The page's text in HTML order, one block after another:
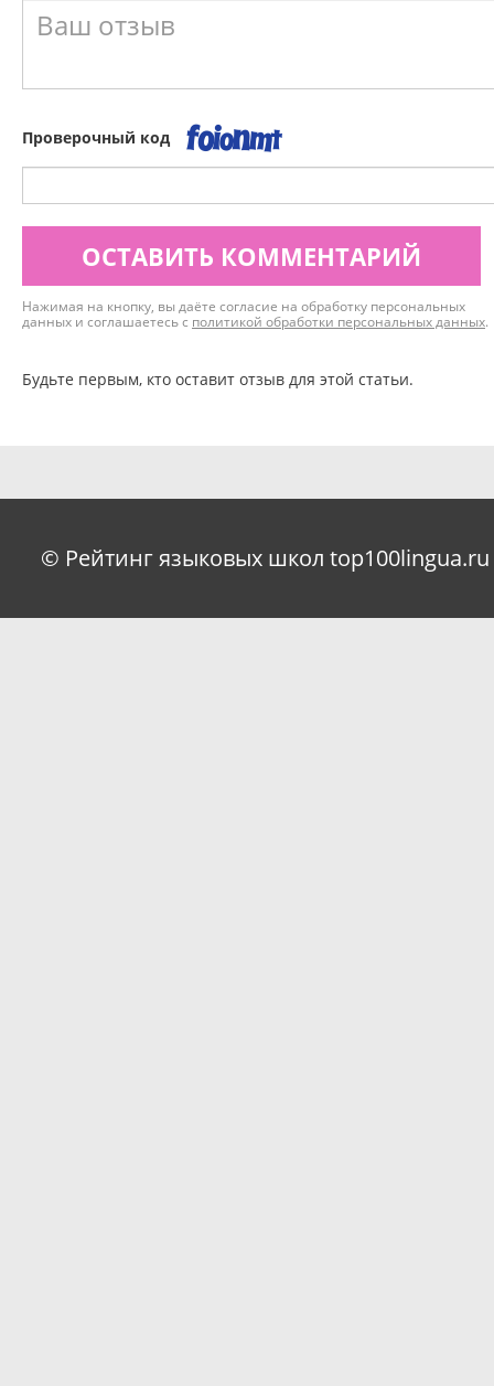
Проверочный код
ОСТАВИТЬ КОММЕНТАРИЙ
Нажимая на кнопку, вы даёте согласие на обработку персональных
данных и соглашаетесь с политикой обработки персональных данных.
Будьте первым, кто оставит отзыв для этой статьи.
© Рейтинг языковых школ top100lingua.ru